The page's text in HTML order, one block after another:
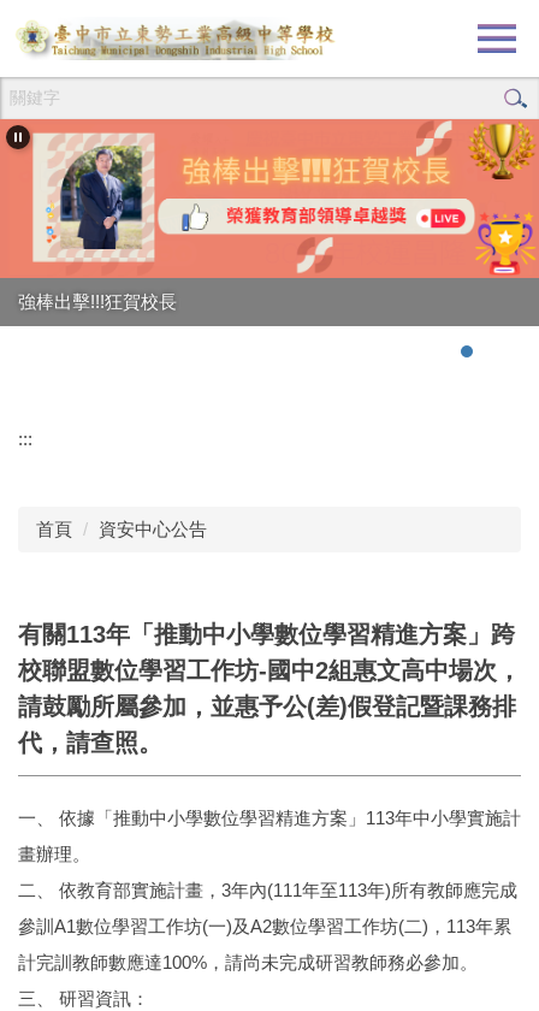
跳
到
要
內
容
強棒出擊!!!狂賀校長
:::
首頁 資安中心公告
有關113年「推動中小學數位學習精進方案」跨
校聯盟數位學習工作坊-國中2組惠文高中場次，
請鼓勵所屬參加，並惠予公(差)假登記暨課務排
代，請查照。
一、 依據「推動中小學數位學習精進方案」113年中小學實施計
畫辦理。
二、 依教育部實施計畫，3年內(111年至113年)所有教師應完成
參訓A1數位學習工作坊(一)及A2數位學習工作坊(二)，113年累
計完訓教師數應達100%，請尚未完成研習教師務必參加。
三、 研習資訊：